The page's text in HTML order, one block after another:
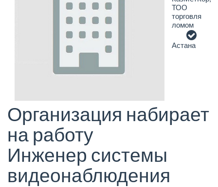
ТОО
торговля
ломом
Астана
Организация набирает
на работу
Инженер системы
видеонаблюдения